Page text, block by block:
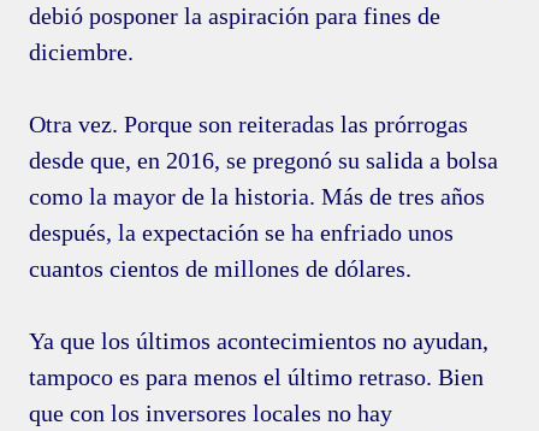
debió posponer la aspiración para fines de
diciembre.
Otra vez. Porque son reiteradas las prórrogas
desde que, en 2016, se pregonó su salida a bolsa
como la mayor de la historia. Más de tres años
después, la expectación se ha enfriado unos
cuantos cientos de millones de dólares.
Ya que los últimos acontecimientos no ayudan,
tampoco es para menos el último retraso. Bien
que con los inversores locales no hay